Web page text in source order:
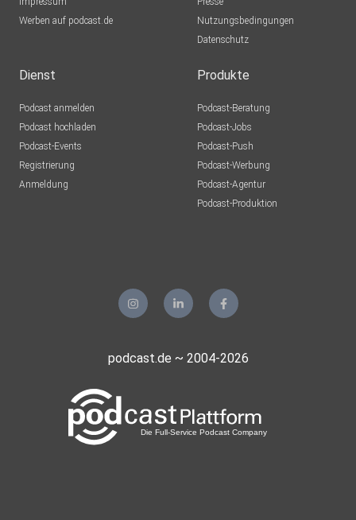
Werben auf podcast.de
Nutzungsbedingungen
Datenschutz
Dienst
Podcast anmelden
Podcast hochladen
Podcast-Events
Registrierung
Anmeldung
Produkte
Podcast-Beratung
Podcast-Jobs
Podcast-Push
Podcast-Werbung
Podcast-Agentur
Podcast-Produktion
podcast.de ~ 2004-2026